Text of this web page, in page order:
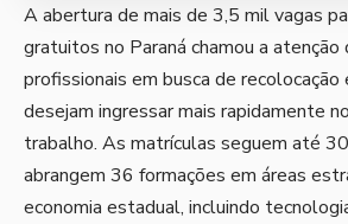
A abertura de mais de 3,5 mil vagas
gratuitos no Paraná chamou a
profissionais em busca de recolocação
desejam ingressar mais rapidamente
trabalho. As matrículas seguem até
abrangem 36 formações em áreas
economia estadual, incluindo